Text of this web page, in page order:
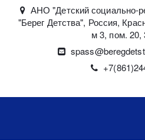
АНО "Детский социально-
"Берег Детства", Россия,
м 3, пом. 20,